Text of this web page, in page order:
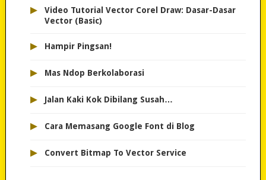
▸
Video Tutorial Vector Corel Draw: Dasar-Dasar
Vector (Basic)
▸ Hampir Pingsan!
▸ Mas Ndop Berkolaborasi
▸ Jalan Kaki Kok Dibilang Susah…
▸ Cara Memasang Google Font di Blog
▸ Convert Bitmap To Vector Service